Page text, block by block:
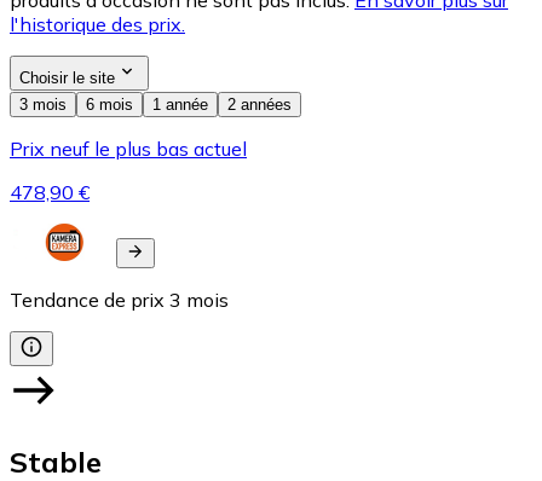
l'historique des prix.
Choisir le site
3 mois
6 mois 1 année 2 années
Prix neuf le plus bas actuel
478,90 €
Tendance de prix 3 mois
Stable